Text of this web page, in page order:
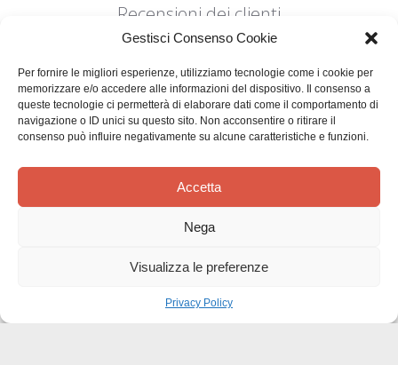
Gestisci Consenso Cookie
Per fornire le migliori esperienze, utilizziamo tecnologie come i cookie per
memorizzare e/o accedere alle informazioni del dispositivo. Il consenso a
queste tecnologie ci permetterà di elaborare dati come il comportamento di
navigazione o ID unici su questo sito. Non acconsentire o ritirare il
consenso può influire negativamente su alcune caratteristiche e funzioni.
Accetta
Nega
Visualizza le preferenze
Privacy Policy
Recensioni dei clienti
Siamo in cerca di stelle!
Comunicaci cosa ne pensi
Sii il primo a scrivere una
recensione